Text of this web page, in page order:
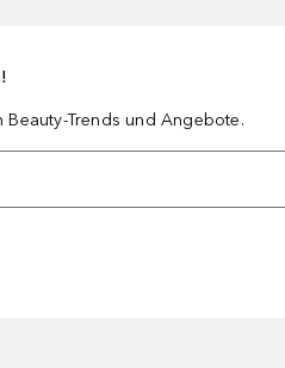
Trends und Angebote.